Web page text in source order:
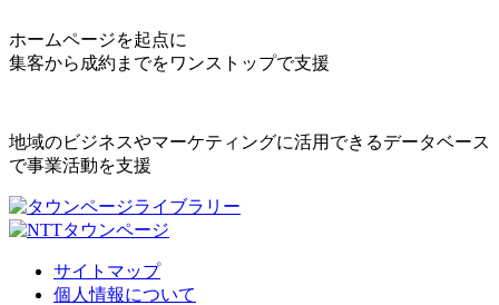
ホームページを起点に
集客から成約までをワンストップで支援
地域のビジネスやマーケティングに活用できるデータベース
で事業活動を支援
サイトマップ
個人情報について